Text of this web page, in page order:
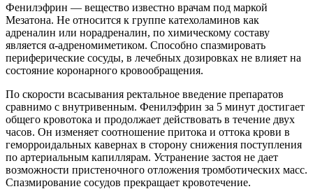
Фенилэфрин — вещество известно врачам под маркой
Мезатона. Не относится к группе катехоламинов как
адреналин или норадреналин, по химическому составу
является α-адреномиметиком. Способно спазмировать
периферические сосуды, в лечебных дозировках не влияет на
состояние коронарного кровообращения.
По скорости всасывания ректальное введение препаратов
сравнимо с внутривенным. Фенилэфрин за 5 минут достигает
общего кровотока и продолжает действовать в течение двух
часов. Он изменяет соотношение притока и оттока крови в
геморроидальных кавернах в сторону снижения поступления
по артериальным капиллярам. Устранение застоя не дает
возможности пристеночного отложения тромботических масс.
Спазмирование сосудов прекращает кровотечение.